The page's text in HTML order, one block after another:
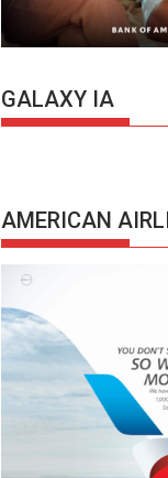
GALAXY IA
AMERICAN